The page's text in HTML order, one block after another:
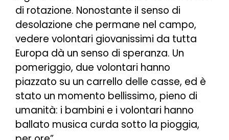
di rotazione. Nonostante il senso di
desolazione che permane nel campo,
vedere volontari giovanissimi da tutta
Europa dà un senso di speranza. Un
pomeriggio, due volontari hanno
piazzato su un carrello delle casse, ed è
stato un momento bellissimo, pieno di
umanità: i bambini e i volontari hanno
ballato musica curda sotto la pioggia,